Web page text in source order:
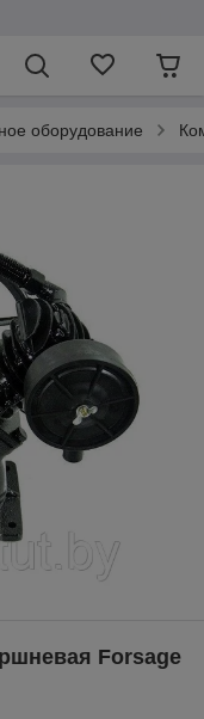
оборудование
Forsage